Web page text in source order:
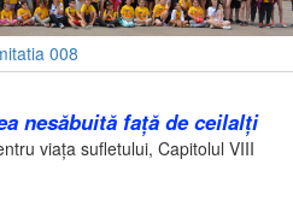
008
nesăbuită faţă de ceilalţi
viaţa sufletului, Capitolul VIII